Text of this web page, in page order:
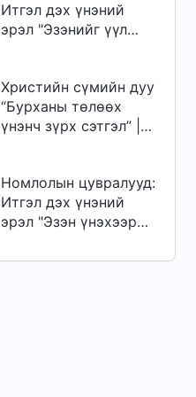
Итгэл дэх үнэний
эрэл "Эзэнийг үүл
золгүй еэ"
Христийн сүмийн дуу
“Бурханы төлөөх
үнэнч зүрх сэтгэл” |
Номлолын цувралууд:
Итгэл дэх үнэний
эрэл "Эзэн үнэхээр
ирэх үү?"